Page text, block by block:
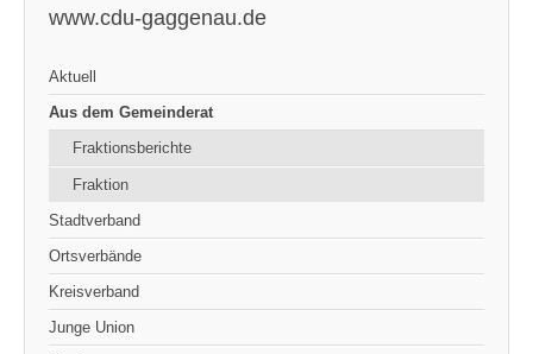
www.cdu-gaggenau.de
Aktuell
Aus dem Gemeinderat
Fraktionsberichte
Fraktion
Stadtverband
Ortsverbände
Kreisverband
Junge Union